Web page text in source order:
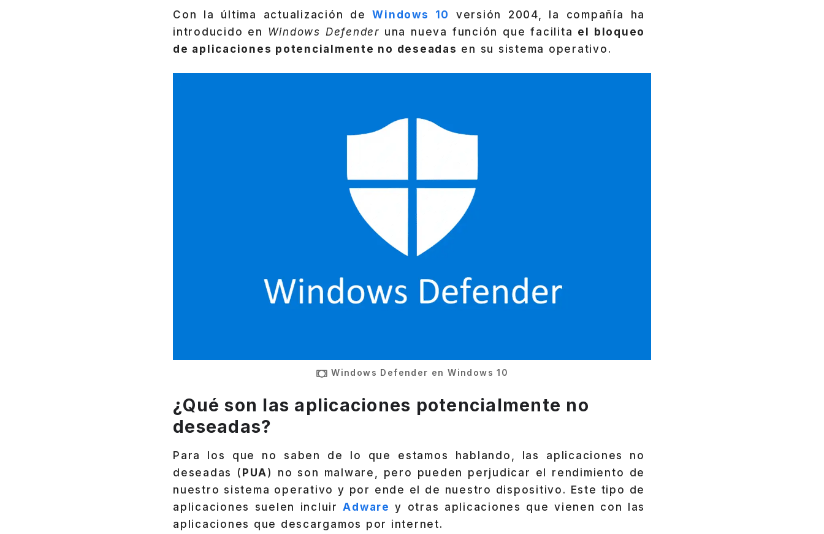
Con la última actualización deWindows 10
versión 2004, la compañía ha
introducido en Windows Defender una nueva función que facilita el bloqueo
de aplicaciones potencialmente no deseadas en su sistema operativo.
Windows Defender en Windows 10
¿Qué son las aplicaciones potencialmente no
deseadas?
Para los que no saben de lo que estamos hablando, las aplicaciones no
deseadas ( PUA) no son malware, pero pueden perjudicar el rendimiento de
nuestro sistema operativo y por ende el de nuestro dispositivo. Este tipo de
aplicaciones suelen incluirAdware y otras aplicaciones que vienen con las
aplicaciones que descargamos por internet.